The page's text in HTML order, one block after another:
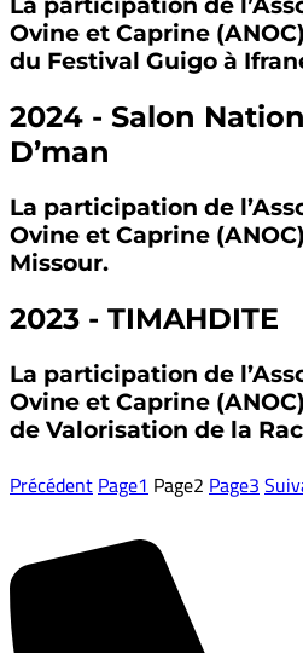
La participation de
Ovine et Caprine
du Festival Guigo à
2024 - Salon
D’man
La participation de
Ovine et Caprine
Missour.
2023 - TIMAHDITE
La participation de
Ovine et Caprine
de Valorisation de la
PrécédentPage1Page2Page3